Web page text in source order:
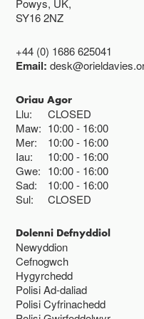
Powys, UK,
SY16 2NZ
+44 (0) 1686 625041
Email:
Oriau Agor
Llu:
CLOSED
Maw: 10:00 16:00
Mer:
10:00 16:00
Iau:
10:00 16:00
Gwe: 10:00 16:00
Sad:
10:00 16:00
Sul:
CLOSED
Dolenni Defnyddiol
Newyddion
Cefnogwch
Hygyrchedd
Polisi Ad-daliad
Polisi Cyfrinachedd